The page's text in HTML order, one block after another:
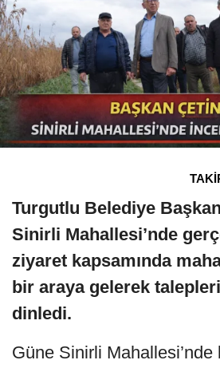
Turgutlu Belediye
Sinirli Mahallesi’nde
ziyaret kapsamında
bir araya gelerek
dinledi.
Güne Sinirli Mahallesi’nde